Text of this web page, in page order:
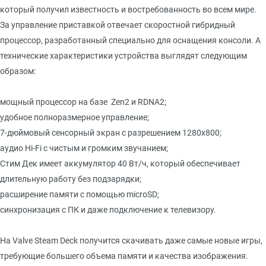
который получил известность и востребованность во всем мире.
За управление приставкой отвечает скоростной гибридный
процессор, разработанный специально для оснащения консоли. А
технические характеристики устройства выглядят следующим
образом:
мощный процессор на базе Zen2 и RDNA2;
удобное полноразмерное управление;
7-дюймовый сенсорный экран с разрешением 1280х800;
аудио Hi-Fi с чистым и громким звучанием;
Стим Дек имеет аккумулятор 40 Вт/ч, который обеспечивает
длительную работу без подзарядки;
расширение памяти с помощью microSD;
синхронизация с ПК и даже подключение к телевизору.
На Valve Steam Deck получится скачивать даже самые новые игры,
требующие большего объема памяти и качества изображения.